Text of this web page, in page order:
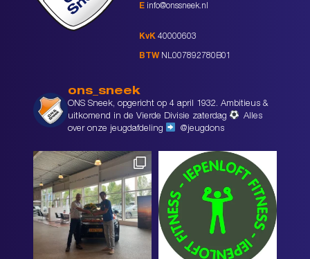
E info@onssneek.nl
KvK 40000603
BTW NL007892780B01
ons_sneek
ONS Sneek, opgericht op 4 april 1932. Ambitieus &
uitkomend in de Vierde Divisie zaterdag
Alles
over onze jeugdafdeling
@jeugdons